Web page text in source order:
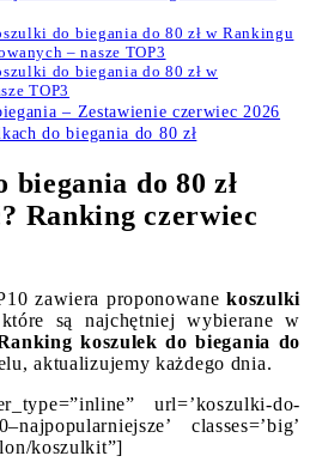
do biegania do 80 zł w Rankingu
– nasze TOP3
do biegania do 80 zł w
TOP3
– Zestawienie czerwiec 2026
do biegania do 80 zł
do 80 zł
Ranking czerwiec
zawiera proponowanekoszulki
są najchętniej wybierane w
koszulek do biegania do
aktualizujemy każdego dnia.
url=’koszulki-do-
classes=’big’
koszulkit”]